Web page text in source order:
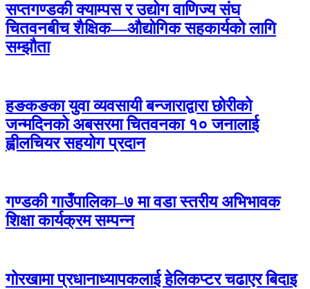
सप्तगण्डकी क्याम्पस र उद्योग वाणिज्य संघ
चितवनबीच शैक्षिक—औद्योगिक सहकार्यको लागि
सम्झौता
हङकङका युवा व्यवसायी बन्जाराद्वारा छोरीको
जन्मदिनको अबसरमा चितवनका १० जनालाई
ह्वीलचियर सहयोग प्रदान
गण्डकी गाउँपालिका–७ मा वडा स्तरीय अभिभावक
शिक्षा कार्यक्रम सम्पन्न
गोरखामा प्रधानाध्यापकलाई हेलिकप्टर चढाएर बिदाइ